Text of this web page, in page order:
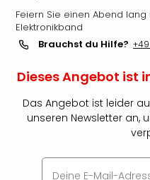
Feiern Sie einen Abend
Elektronikband
Brauchst du Hilfe?
Dieses Angebot ist
Das Angebot ist leider
unseren Newsletter an,